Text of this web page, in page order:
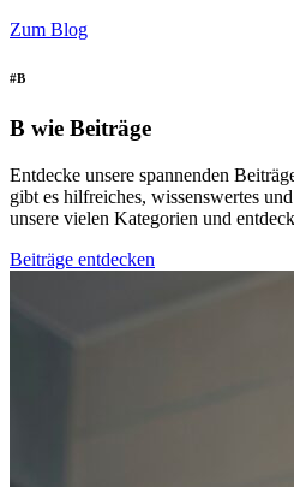
Zum Blog
#B
B wie Beiträge
Entdecke unsere spannenden
gibt es hilfreiches, wissenswertes
unsere vielen Kategorien und
Beiträge entdecken